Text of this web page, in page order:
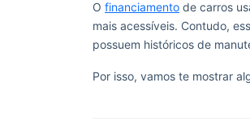
O financiamento de carros
mais acessíveis. Contudo,
possuem históricos de
Por isso, vamos te mostrar